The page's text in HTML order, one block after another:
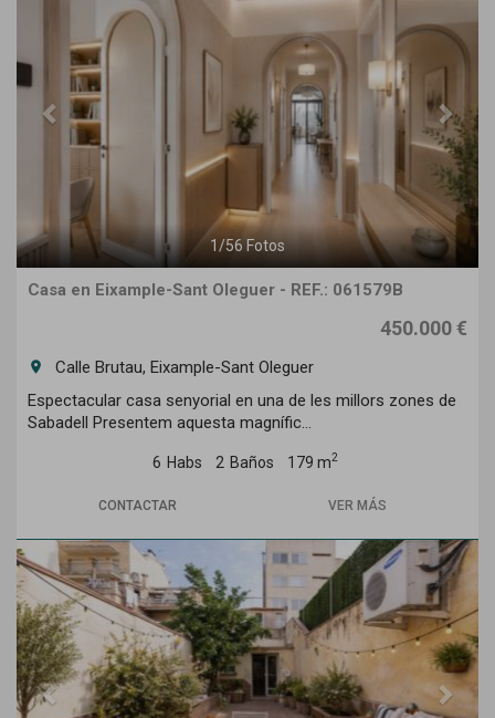
1 /56 Fotos
Casa en Eixample-Sant Oleguer - REF.: 061579B
450.000 €
room
Calle Brutau, Eixample-Sant Oleguer
Espectacular casa senyorial en una de les millors zones de
Sabadell Presentem aquesta magnífic...
6 Habs 2 Baños 179 m2
CONTACTAR VER MÁS
Previous Next